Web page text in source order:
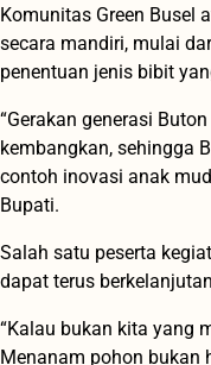
Komunitas Green Busel
secara mandiri, mulai
penentuan jenis bibit
“Gerakan generasi
kembangkan, sehingga
contoh inovasi anak
Bupati.
Salah satu peserta
dapat terus
“Kalau bukan kita yang
Menanam pohon bukan